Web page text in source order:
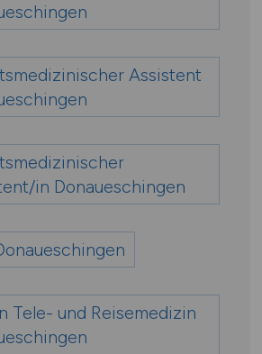
Assistent
in Donaueschingen
Tele- und Reisemedizin